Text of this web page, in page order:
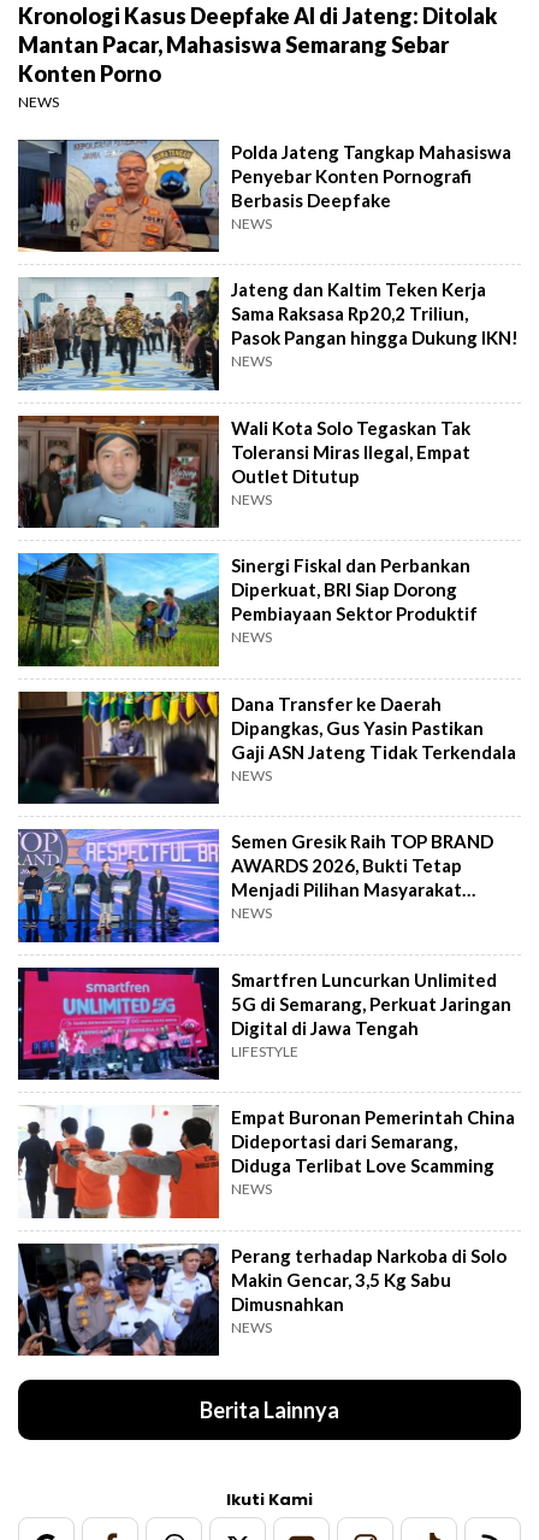
Kronologi Kasus Deepfake AI di Jateng: Ditolak
Mantan Pacar, Mahasiswa Semarang Sebar
Konten Porno
NEWS
Polda Jateng Tangkap Mahasiswa
Penyebar Konten Pornografi
Berbasis Deepfake
NEWS
Jateng dan Kaltim Teken Kerja
Sama Raksasa Rp20,2 Triliun,
Pasok Pangan hingga Dukung IKN!
NEWS
Wali Kota Solo Tegaskan Tak
Toleransi Miras Ilegal, Empat
Outlet Ditutup
NEWS
Sinergi Fiskal dan Perbankan
Diperkuat, BRI Siap Dorong
Pembiayaan Sektor Produktif
NEWS
Dana Transfer ke Daerah
Dipangkas, Gus Yasin Pastikan
Gaji ASN Jateng Tidak Terkendala
NEWS
Semen Gresik Raih TOP BRAND
AWARDS 2026, Bukti Tetap
Menjadi Pilihan Masyarakat
Indonesia
NEWS
Smartfren Luncurkan Unlimited
5G di Semarang, Perkuat Jaringan
Digital di Jawa Tengah
LIFESTYLE
Empat Buronan Pemerintah China
Dideportasi dari Semarang,
Diduga Terlibat Love Scamming
NEWS
Perang terhadap Narkoba di Solo
Makin Gencar, 3,5 Kg Sabu
Dimusnahkan
NEWS
Berita Lainnya
Ikuti Kami